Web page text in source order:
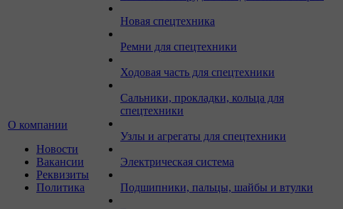
О компании
Новости
Вакансии
Реквизиты
Политика
Новая спецтехника
Ремни для спецтехники
Ходовая часть для спецтехники
Сальники, прокладки, кольца для
спецтехники
Узлы и агрегаты для спецтехники
Электрическая система
Подшипники, пальцы, шайбы и втулки